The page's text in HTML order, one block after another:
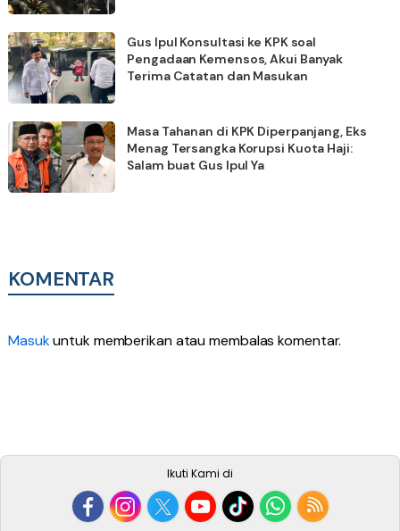
Gus Ipul Konsultasi ke KPK soal
Pengadaan Kemensos, Akui Banyak
Terima Catatan dan Masukan
Masa Tahanan di KPK Diperpanjang, Eks
Menag Tersangka Korupsi Kuota Haji:
Salam buat Gus Ipul Ya
KOMENTAR
Masukuntuk memberikan atau membalas komentar.
Ikuti Kami di